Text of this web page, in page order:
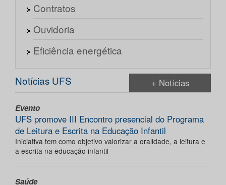
Contratos
Ouvidoria
Eficiência energética
Notícias UFS + Notícias
Evento
UFS promove III Encontro presencial do Programa
de Leitura e Escrita na Educação Infantil
Iniciativa tem como objetivo valorizar a oralidade, a leitura e
a escrita na educação infantil
Saúde